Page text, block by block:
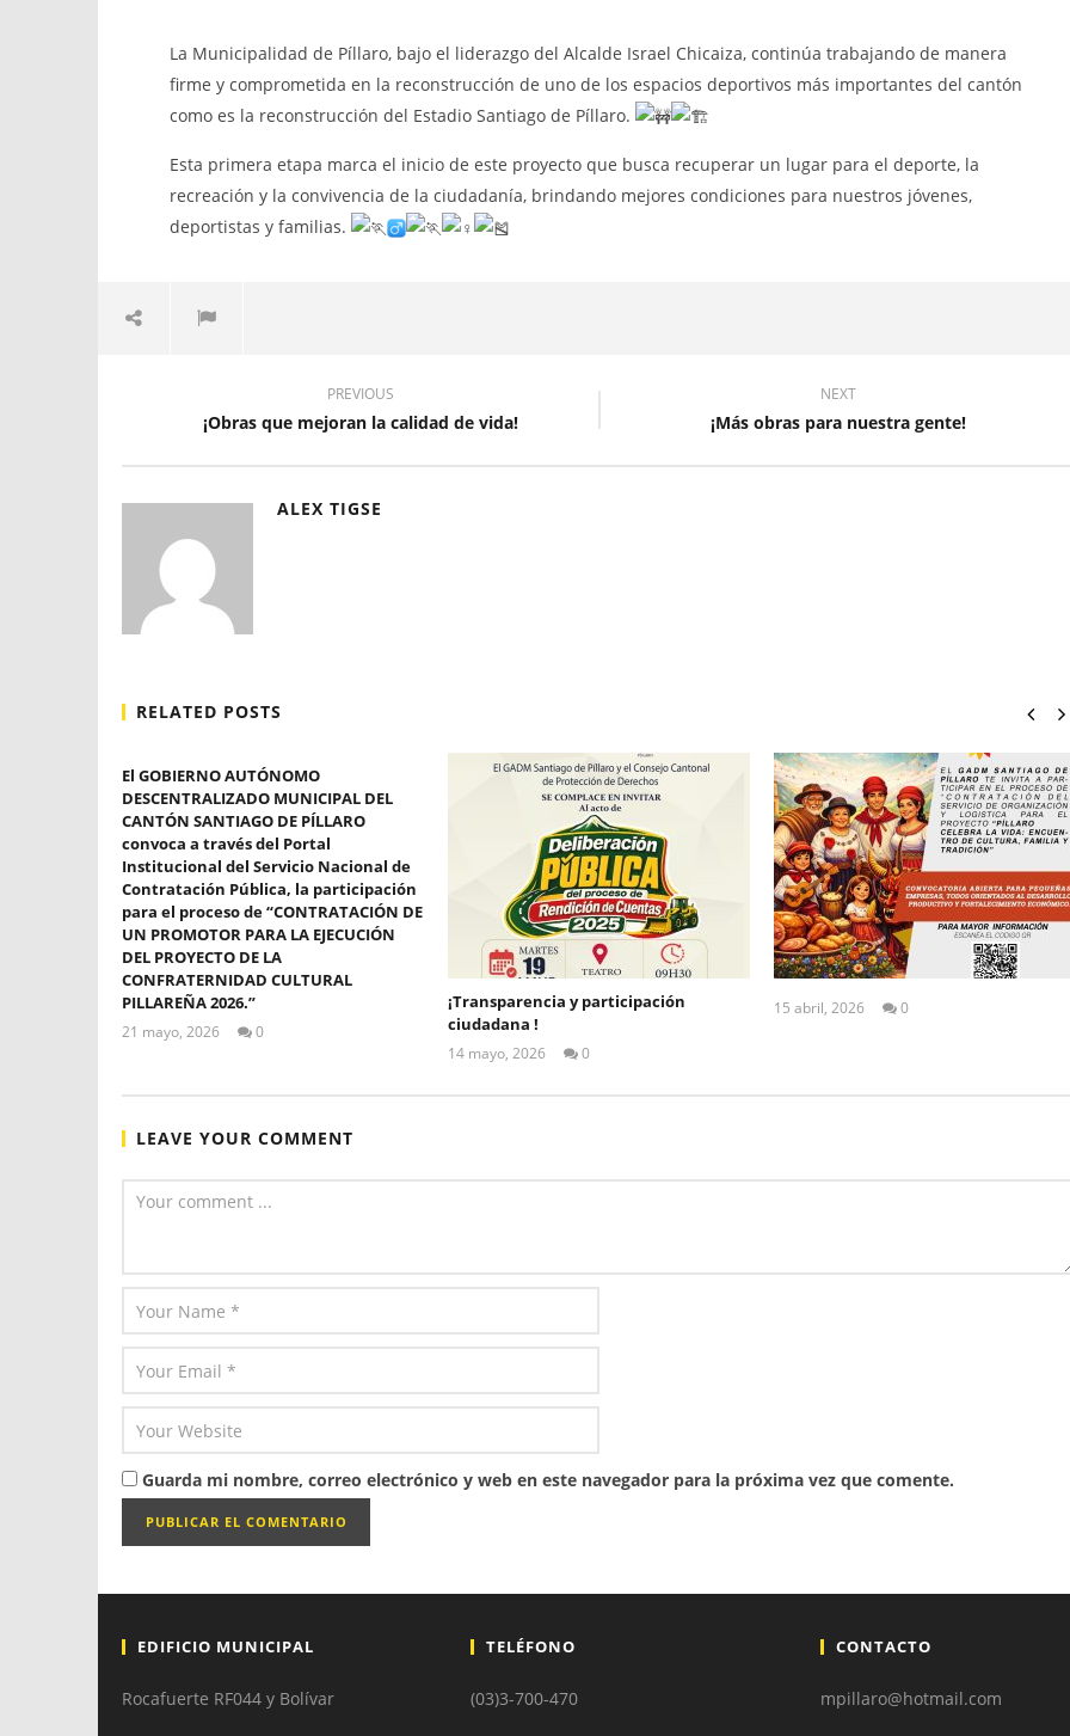
NOW VIEWING
¡Avanza la primera etapa de la
reconstrucción del Estadio Santiago
de Píllaro!
participación para el proceso de
“CONTRATACIÓN DE UN PROMOTOR
PARA LA EJECUCIÓN DEL PROYECTO
DE LA CONFRATERNIDAD CULTURAL
17
julio,
2025
ALEX
¡Transparencia y participación
ciudadana !
La Municipalidad de Píllaro, bajo el liderazgo del Alcalde Israel Chicaiza, continúa trabajando de manera
firme y comprometida en la reconstrucción de uno de los espacios deportivos más importantes del cantón
como es la reconstrucción del Estadio Santiago de Píllaro.
Esta primera etapa marca el inicio de este proyecto que busca recuperar un lugar para el deporte, la
recreación y la convivencia de la ciudadanía, brindando mejores condiciones para nuestros jóvenes,
deportistas y familias.
PREVIOUS
¡Obras que mejoran la calidad de vida!
NEXT
¡Más obras para nuestra gente!
ALEX TIGSE
RELATED POSTS
El GOBIERNO AUTÓNOMO
DESCENTRALIZADO MUNICIPAL DEL
CANTÓN SANTIAGO DE PÍLLARO
convoca a través del Portal
Institucional del Servicio Nacional de
Contratación Pública, la participación
para el proceso de “CONTRATACIÓN DE
UN PROMOTOR PARA LA EJECUCIÓN
DEL PROYECTO DE LA
CONFRATERNIDAD CULTURAL
PILLAREÑA 2026.”
21 mayo, 2026
0
¡Transparencia y participación
ciudadana !
14 mayo, 2026
TIGSE
0
15 abril, 2026
0
LEAVE YOUR COMMENT
Guarda mi nombre, correo electrónico y web en este navegador para la próxima vez que comente.
EDIFICIO MUNICIPAL
Rocafuerte RF044 y Bolívar
TELÉFONO
(03)3-700-470
CONTACTO
mpillaro@hotmail.com